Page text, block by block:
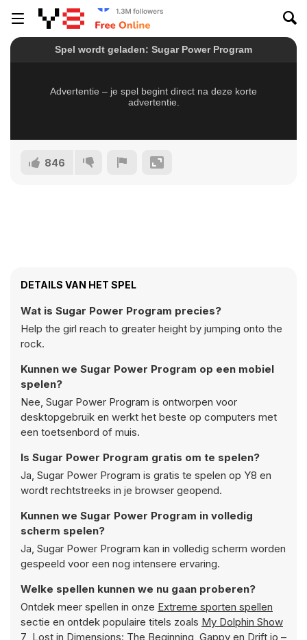
846
DETAILS VAN HET SPEL
Wat is Sugar Power Program precies?
Help the girl reach to greater height by jumping onto the
rock.
Kunnen we Sugar Power Program op een mobiel
spelen?
Nee, Sugar Power Program is ontworpen voor
desktopgebruik en werkt het beste op computers met
een toetsenbord of muis.
Is Sugar Power Program gratis om te spelen?
Ja, Sugar Power Program is gratis te spelen op Y8 en
wordt rechtstreeks in je browser geopend.
Kunnen we Sugar Power Program in volledig
scherm spelen?
Ja, Sugar Power Program kan in volledig scherm worden
gespeeld voor een nog intensere ervaring.
Welke spellen kunnen we nu gaan proberen?
Ontdek meer spellen in onze Extreme sporten spellen
sectie en ontdek populaire titels zoals My Dolphin Show
7, Lost in Dimensions: The Beginning, Gappy en Drift io –